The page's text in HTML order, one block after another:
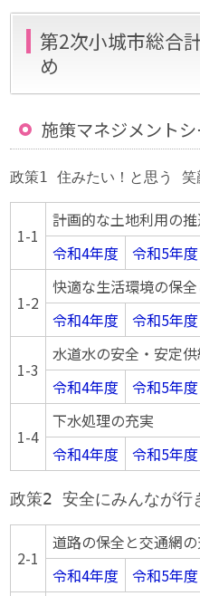
第2次小城市総合
め
施策マネジメントシ
政策1 住みたい！と思う 笑
1-1
計画的な土地利用の
令和4年度
令和5年度
1-2
快適な生活環境の保
令和4年度
令和5年度
1-3
水道水の安全・安定
令和4年度
令和5年度
1-4
下水処理の充実
令和4年度
令和5年度
政策2 安全にみんなが行
2-1
道路の保全と交通網
令和4年度
令和5年度